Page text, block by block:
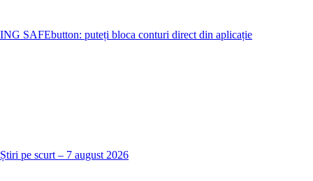
ING SAFEbutton: puteți bloca conturi direct din aplicație
Știri pe scurt – 7 august 2026